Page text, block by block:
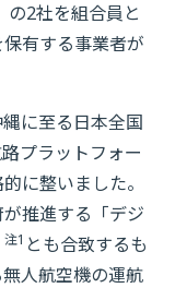
の2社を組合員と
有する事業者が
に至る日本全国
プラットフォー
に整いました。
推進する「デジ
注1 とも合致するも
人航空機の運航